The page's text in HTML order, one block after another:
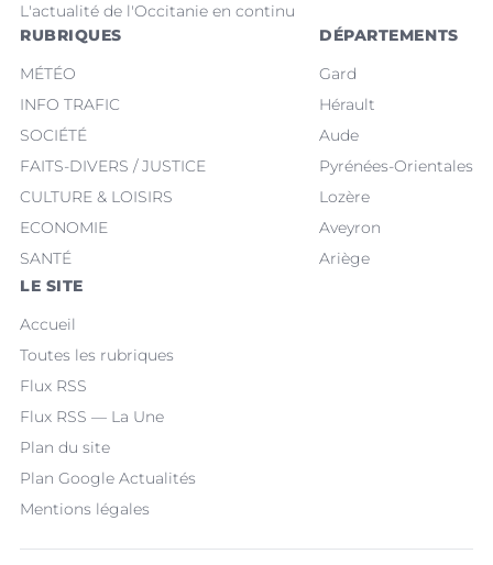
L'actualité de l'Occitanie en continu
RUBRIQUES
MÉTÉO
INFO TRAFIC
SOCIÉTÉ
FAITS-DIVERS / JUSTICE
CULTURE & LOISIRS
ECONOMIE
SANTÉ
DÉPARTEMENTS
Gard
Hérault
Aude
Pyrénées-Orientales
Lozère
Aveyron
Ariège
LE SITE
Accueil
Toutes les rubriques
Flux RSS
Flux RSS — La Une
Plan du site
Plan Google Actualités
Mentions légales